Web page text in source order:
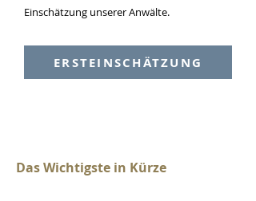
Einschätzung unserer Anwälte.
ERSTEINSCHÄTZUNG
Das Wichtigste in Kürze